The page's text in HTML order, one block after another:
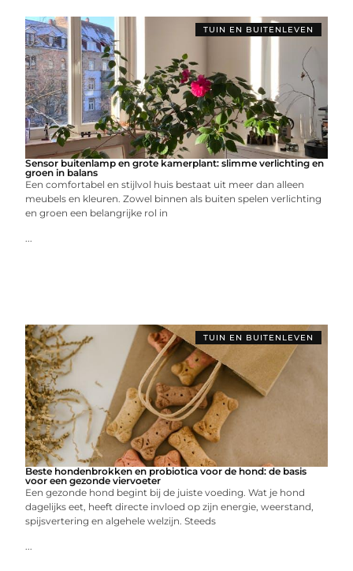
TUIN EN BUITENLEVEN
Sensor buitenlamp en grote kamerplant: slimme verlichting en
groen in balans
Een comfortabel en stijlvol huis bestaat uit meer dan alleen
meubels en kleuren. Zowel binnen als buiten spelen verlichting
en groen een belangrijke rol in
...
TUIN EN BUITENLEVEN
Beste hondenbrokken en probiotica voor de hond: de basis
voor een gezonde viervoeter
Een gezonde hond begint bij de juiste voeding. Wat je hond
dagelijks eet, heeft directe invloed op zijn energie, weerstand,
spijsvertering en algehele welzijn. Steeds
...